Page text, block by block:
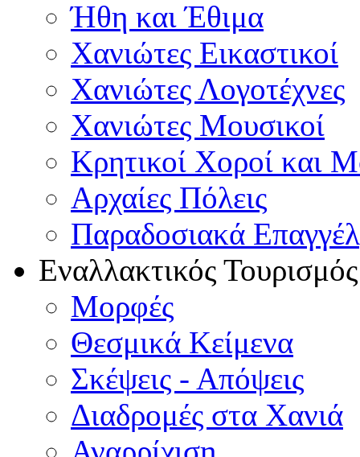
Ήθη και Έθιμα
Χανιώτες Εικαστικοί
Χανιώτες Λογοτέχνες
Χανιώτες Μουσικοί
Κρητικοί Χοροί και
Αρχαίες Πόλεις
Παραδοσιακά
Εναλλακτικός Τουρισμός
Μορφές
Θεσμικά Κείμενα
Σκέψεις - Απόψεις
Διαδρομές στα Χανιά